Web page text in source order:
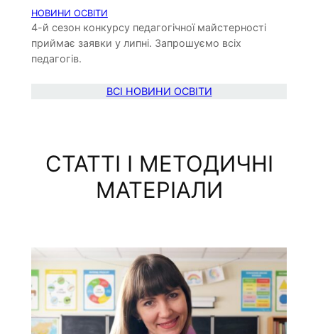
НОВИНИ ОСВІТИ
4-й сезон конкурсу педагогічної майстерності
приймає заявки у липні. Запрошуємо всіх
педагогів.
ВСІ НОВИНИ ОСВІТИ
СТАТТІ І МЕТОДИЧНІ
МАТЕРІАЛИ